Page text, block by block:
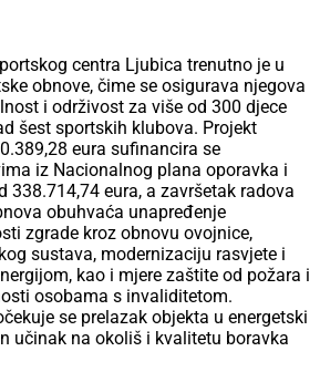
centra Ljubica trenutno je u
obnove, čime se osigurava njegova
i održivost za više od 300 djece
šest sportskih klubova. Projekt
eura sufinancira se
iz Nacionalnog plana oporavka i
338.714,74 eura, a završetak radova
obuhvaća unapređenje
zgrade kroz obnovu ovojnice,
sustava, modernizaciju rasvjete i
kao i mjere zaštite od požara i
osobama s invaliditetom.
se prelazak objekta u energetski
učinak na okoliš i kvalitetu boravka